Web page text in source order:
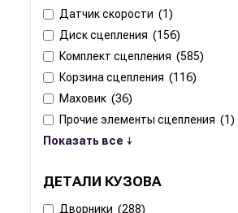
Датчик скорости (1)
Диск сцепления (156)
Комплект сцепления (585)
Корзина сцепления (116)
Маховик (36)
Прочие элементы сцепления (1)
Показать все ↓
ДЕТАЛИ КУЗОВА
Дворники (288)